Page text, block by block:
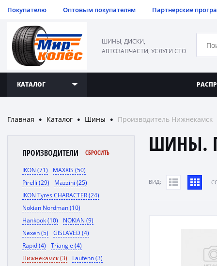
Покупателю Оптовым покупателям Партнерские
ШИНЫ, ДИСКИ,
АВТОЗАПЧАСТИ, УСЛУГИ СТО
КАТАЛОГ
Главная ● Каталог ● Шины ● Производитель Нижнекамск
ПРОИЗВОДИТЕЛИ СБРОСИТЬ
IKON (71)
MAXXIS (50)
Pirelli (29)
Mazzini (25)
IKON Tyres CHARACTER (24)
Nokian Nordman (10)
Hankook (10)
NOKIAN (9)
Nexen (5)
GISLAVED (4)
Rapid (4)
Triangle (4)
Нижнекамск (3)
Laufenn (3)
ШИНЫ.
ВИД: